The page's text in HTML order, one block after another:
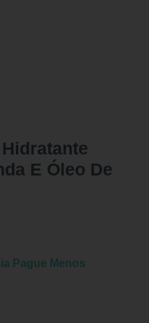
E Óleo De
Pague Menos